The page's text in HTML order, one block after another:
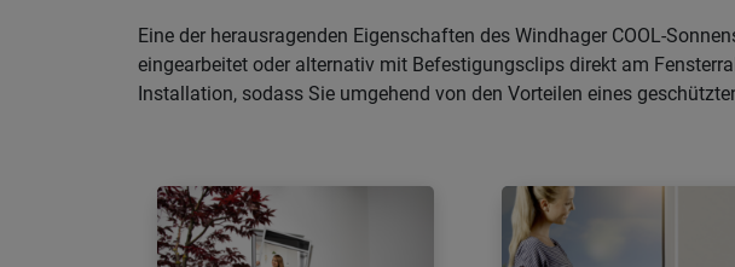
Eine der herausragenden Eigenschaften des Windhager COOL-
eingearbeitet oder alternativ mit Befestigungsclips direkt am
Installation, sodass Sie umgehend von den Vorteilen eines